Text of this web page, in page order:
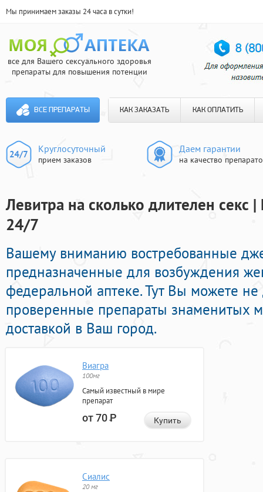
Мы принимаем заказы 24 часа в сутки!
все для Вашего сексуального здоровья
препараты для повышения потенции
ВСЕ ПРЕПАРАТЫ КАК ЗАКАЗАТЬ КАК ОПЛАТИТЬ
Круглосуточный
прием заказов
Даем гарантии
на качество
Левитра на сколько длителен секс
24/7
Вашему вниманию востребованные
предназначенные для возбуждения
федеральной аптеке. Тут Вы можете
проверенные препараты знаменитых
доставкой в Ваш город.
Виагра
100мг
Самый известный в мире
препарат
от 70Р Купить
Сиалис
20 мг